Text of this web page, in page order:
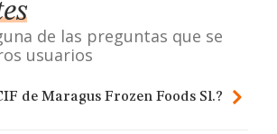
de las preguntas que se
usuarios
de Maragus Frozen Foods Sl.?